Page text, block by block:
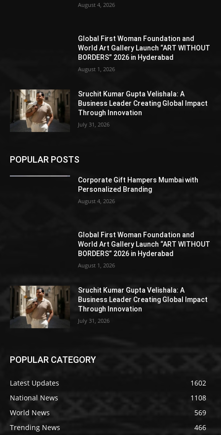
August 4, 2026
Global First Woman Foundation and
World Art Gallery Launch “ART WITHOUT
BORDERS” 2026 in Hyderabad
August 1, 2026
Sruchit Kumar Gupta Velishala: A
Business Leader Creating Global Impact
Through Innovation
July 31, 2026
POPULAR POSTS
Corporate Gift Hampers Mumbai with
Personalized Branding
August 4, 2026
Global First Woman Foundation and
World Art Gallery Launch “ART WITHOUT
BORDERS” 2026 in Hyderabad
August 1, 2026
Sruchit Kumar Gupta Velishala: A
Business Leader Creating Global Impact
Through Innovation
July 31, 2026
POPULAR CATEGORY
Latest Updates
1602
National News
1108
World News
569
Trending News
466